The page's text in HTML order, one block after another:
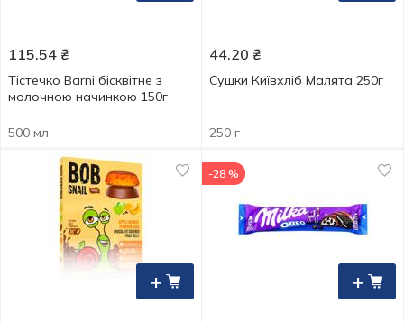
115.54 ₴
Тістечко Barni бісквітне з
молочною начинкою 150г
500 мл
44.20 ₴
Сушки Київхліб Малята 250г
250 г
+ +
-28 %